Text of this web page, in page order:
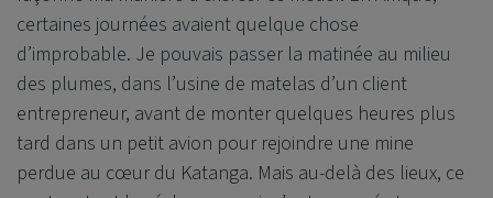
certaines journées avaient quelque chose
d’improbable. Je pouvais passer la matinée au milieu
des plumes, dans l’usine de matelas d’un client
entrepreneur, avant de monter quelques heures plus
tard dans un petit avion pour rejoindre une mine
perdue au cœur du Katanga. Mais au-delà des lieux, ce